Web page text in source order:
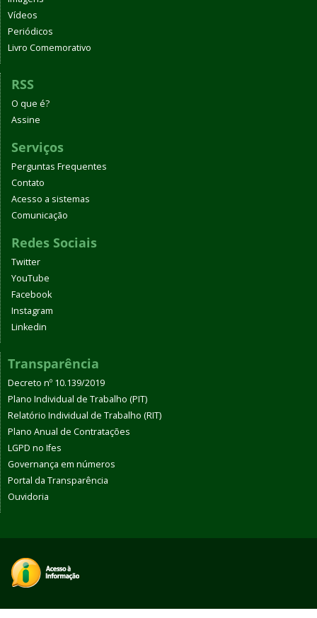
Vídeos
Periódicos
Livro Comemorativo
RSS
O que é?
Assine
Serviços
Perguntas Frequentes
Contato
Acesso a sistemas
Comunicação
Redes Sociais
Twitter
YouTube
Facebook
Instagram
Linkedin
Transparência
Decreto nº 10.139/2019
Plano Individual de Trabalho (PIT)
Relatório Individual de Trabalho (RIT)
Plano Anual de Contratações
LGPD no Ifes
Governança em números
Portal da Transparência
Ouvidoria